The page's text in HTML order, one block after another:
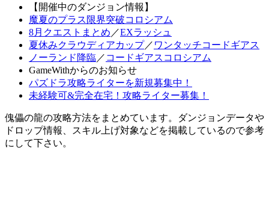
【開催中のダンジョン情報】
魔夏のプラス限界突破コロシアム
8月クエストまとめ ／EXラッシュ
夏休みクラウディアカップ／ ワンタッチコードギアス
ノーランド降臨／ コードギアスコロシアム
GameWithからのお知らせ
パズドラ攻略ライターを新規募集中！
未経験可&完全在宅！攻略ライター募集！
傀儡の龍の攻略方法をまとめています。ダンジョンデータや
ドロップ情報、スキル上げ対象などを掲載しているので参考
にして下さい。